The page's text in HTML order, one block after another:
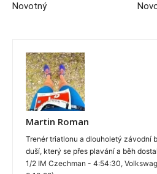
Novotný
Martin Roman
Trenér triatlonu a dlouholetý závodní
duší, který se přes plavání a běh
1/2 IM Czechman - 4:54:30,